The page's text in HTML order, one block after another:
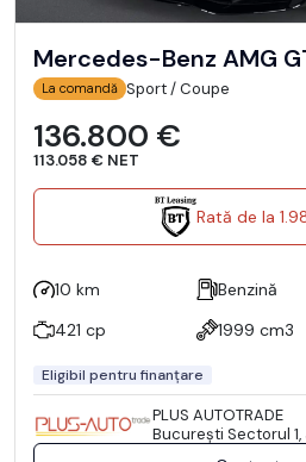
Mercedes-Benz AMG
La comandă Sport / Coupe
136.800 €
113.058 € NET
Rată de la
10 km Benzină
421 cp
1999 cm3
Eligibil pentru finanțare
PLUS AUTOTRADE
Bucureşti Sectorul